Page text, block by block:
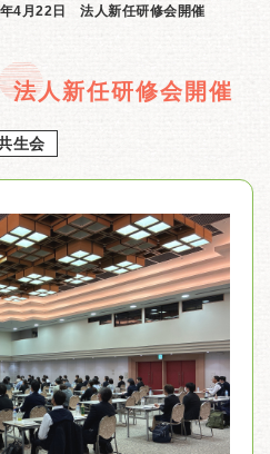
4月22日 法人新任研修会開催
人新任研修会開催
生会